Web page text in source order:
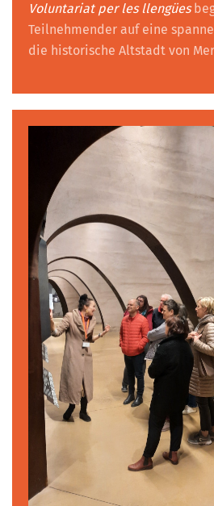
Voluntariat per les llengües
Teilnehmender auf eine
die historische Altstadt von